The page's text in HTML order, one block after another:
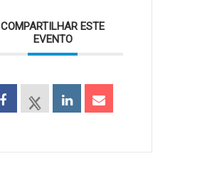
COMPARTILHAR ESTE
EVENTO